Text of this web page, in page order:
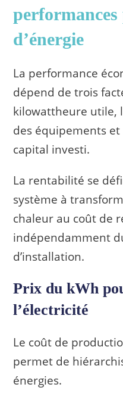
d’énergie
La performance
dépend de trois
kilowattheure utile,
des équipements et
capital investi.
La rentabilité se
système à
chaleur au coût de
indépendamment
d’installation.
Prix du kWh
l’électricité
Le coût de
permet de
énergies.